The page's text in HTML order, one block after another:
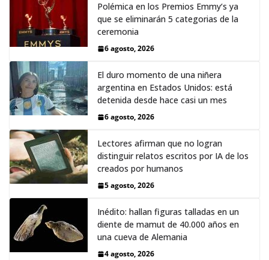
Polémica en los Premios Emmy‘s ya
que se eliminarán 5 categorias de la
ceremonia
6 agosto, 2026
El duro momento de una niñera
argentina en Estados Unidos: está
detenida desde hace casi un mes
6 agosto, 2026
Lectores afirman que no logran
distinguir relatos escritos por IA de los
creados por humanos
5 agosto, 2026
Inédito: hallan figuras talladas en un
diente de mamut de 40.000 años en
una cueva de Alemania
4 agosto, 2026